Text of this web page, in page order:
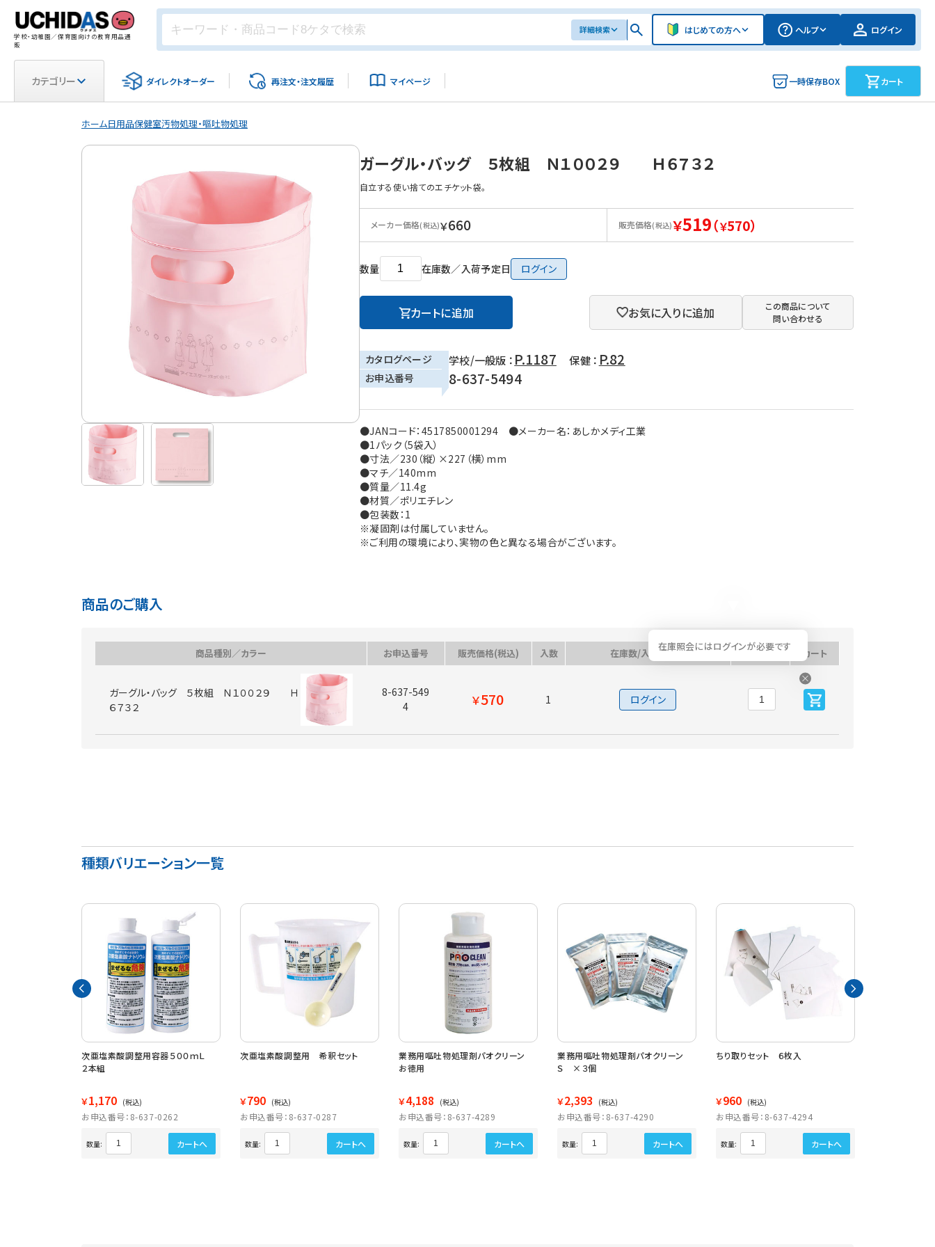
学校・幼稚園／保育園向けの教育用品通
販
詳細検索 はじめての方へ ヘルプ ログイン
カテゴリー ダイレクトオーダー 再注文・注文履歴 マイページ 一時保存BOX カート
ホーム日用品保健室汚物処理・嘔吐物処理
ガーグル・バッグ ５枚組 Ｎ１００２９ Ｈ６７３２
自立する使い捨てのエチケット袋。
メーカー価格(税込)￥660 販売価格(税込)￥519（￥570）
数量 在庫数／入荷予定日 ログイン
カートに追加 お気に入りに追加
この商品について
問い合わせる
カタログページ 学校/一般版 ： P.1187 保健 ： P.82
お申込番号 8-637-5494
●JANコード：4517850001294 ●メーカー名：あしかメディ工業
●1パック（5袋入）
●寸法／230（縦）×227（横）mm
●マチ／140mm
●質量／11.4g
●材質／ポリエチレン
●包装数：1
※凝固剤は付属していません。
※ご利用の環境により、実物の色と異なる場合がございます。
商品のご購入
商品種別／カラー お申込番号 販売価格(税込) 入数 在庫数/入荷予定日
在庫照会にはログインが必要です
数量 カート
ガーグル・バッグ ５枚組 Ｎ１００２９ Ｈ
６７３２
8-637-549
4
￥570 1 ログイン
種類バリエーション一覧
次亜塩素酸調整用容器５００ｍＬ
２本組
￥1,170 (税込)
お申込番号：8-637-0262
数量: カートへ
次亜塩素酸調整用 希釈セット
￥790 (税込)
お申込番号：8-637-0287
数量: カートへ
業務用嘔吐物処理剤パオクリーン
お徳用
￥4,188 (税込)
お申込番号：8-637-4289
数量: カートへ
業務用嘔吐物処理剤パオクリーン
Ｓ ×３個
￥2,393 (税込)
お申込番号：8-637-4290
数量: カートへ
ちり取りセット ６枚入
￥960 (税込)
お申込番号：8-637-4294
数量: カートへ